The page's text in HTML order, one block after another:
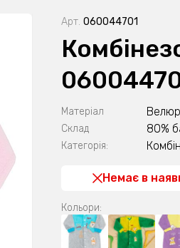
Арт. 060044701
Матеріал Велюр
Склад 80%
Категорія:
Немає в
Кольори: